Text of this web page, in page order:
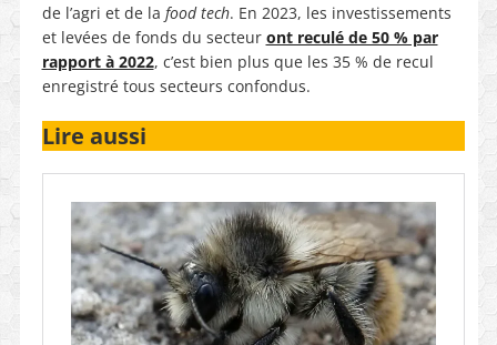
de l’agri et de la food tech. En 2023, les investissements
et levées de fonds du secteur ont reculé de 50 % par
rapport à 2022, c’est bien plus que les 35 % de recul
enregistré tous secteurs confondus.
Lire aussi